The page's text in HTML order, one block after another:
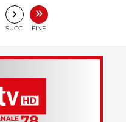
›
SUCC.
»
FINE